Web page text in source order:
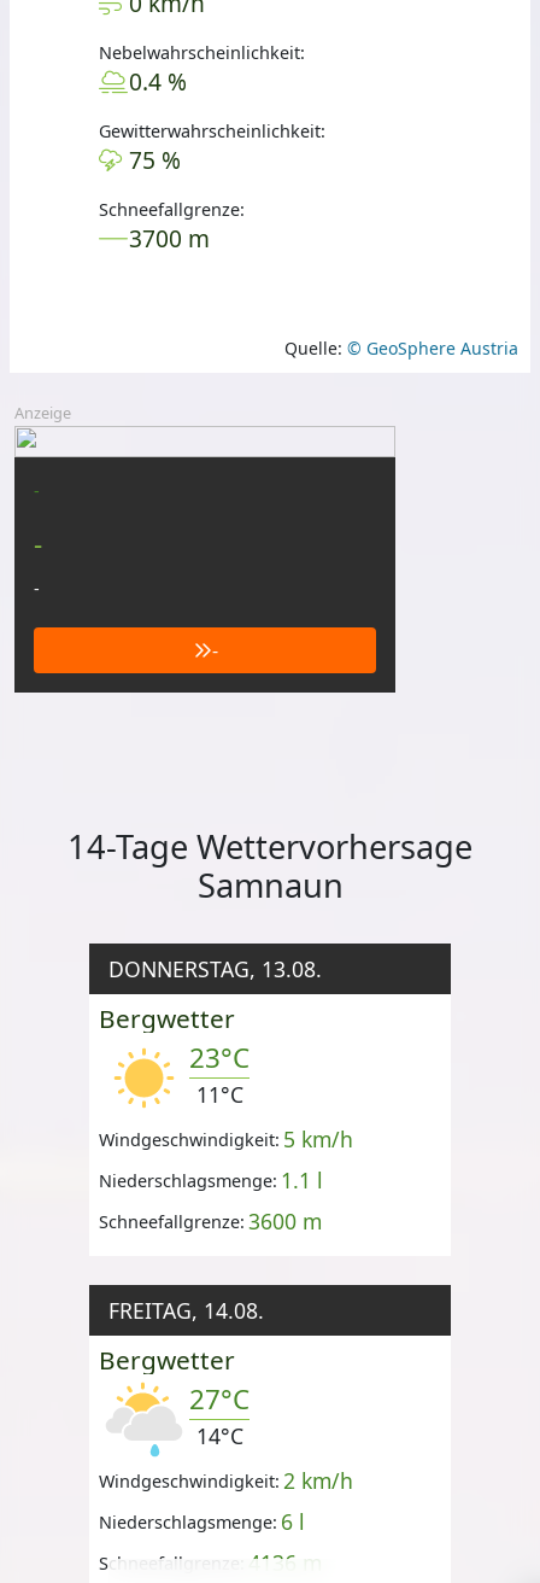
Nebelwahrscheinlichkeit:
0.4 %
Gewitterwahrscheinlichkeit:
75 %
Schneefallgrenze:
3700 m
Quelle: © GeoSphere Austria
Anzeige
-
-
-
-
14-Tage Wettervorhersage
Samnaun
DONNERSTAG, 13.08.
Bergwetter
23°C
11°C
Windgeschwindigkeit: 5 km/h
Niederschlagsmenge: 1.1 l
Schneefallgrenze: 3600 m
FREITAG, 14.08.
Bergwetter
27°C
14°C
Windgeschwindigkeit: 2 km/h
Niederschlagsmenge: 6 l
Schneefallgrenze: 4136 m